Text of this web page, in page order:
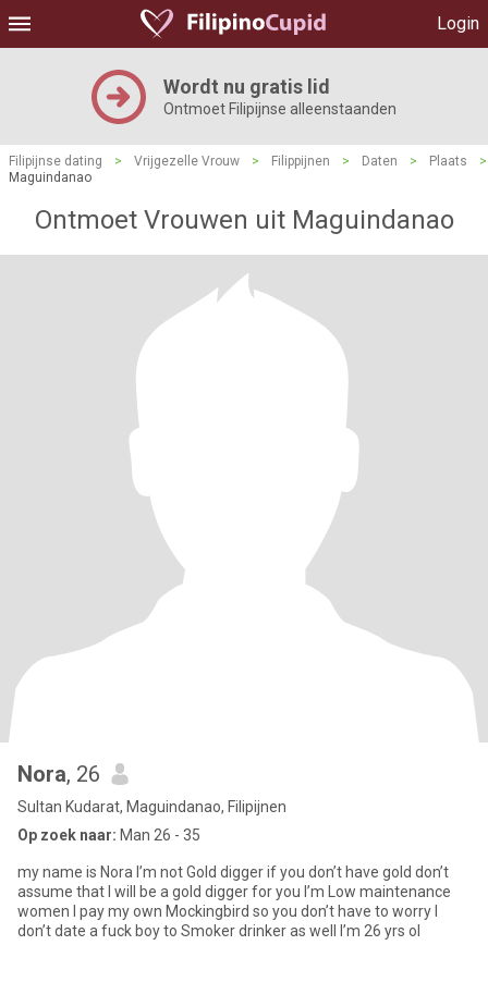
Login
Wordt nu gratis lid
Ontmoet Filipijnse alleenstaanden
Filipijnse dating > Vrijgezelle Vrouw > Filippijnen > Daten > Plaats
>
Maguindanao
Ontmoet Vrouwen uit Maguindanao
Nora, 26
Sultan Kudarat, Maguindanao, Filipijnen
Op zoek naar: Man 26 - 35
my name is Nora I’m not Gold digger if you don’t have gold don’t
assume that I will be a gold digger for you I’m Low maintenance
women I pay my own Mockingbird so you don’t have to worry I
don’t date a fuck boy to Smoker drinker as well I’m 26 yrs ol